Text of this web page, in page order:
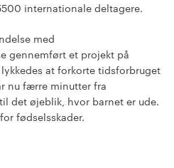
internationale deltagere.
med
gennemført et projekt på
at forkorte tidsforbruget
nu færre minutter fra
det øjeblik, hvor barnet er ude.
fødselsskader.